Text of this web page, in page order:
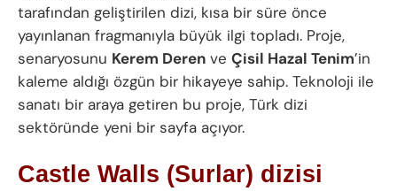
tarafından geliştirilen dizi, kısa bir süre önce
yayınlanan fragmanıyla büyük ilgi topladı. Proje,
senaryosunu Kerem Deren ve Çisil Hazal Tenim’in
kaleme aldığı özgün bir hikayeye sahip. Teknoloji ile
sanatı bir araya getiren bu proje, Türk dizi
sektöründe yeni bir sayfa açıyor.
Castle Walls (Surlar) dizisi